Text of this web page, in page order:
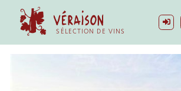
SÉLECTION DE VINS